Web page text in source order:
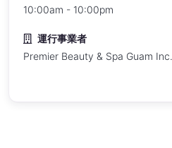
10:00am - 10:00pm
運行事業者
Premier Beauty & Spa Guam Inc.